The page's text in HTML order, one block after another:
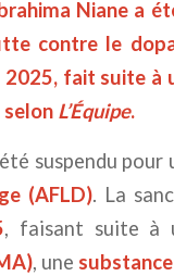
Niane a
contre le
2025, fait suite
selon L’Équipe.
suspendu pour
(AFLD). La
, faisant suite à
, une